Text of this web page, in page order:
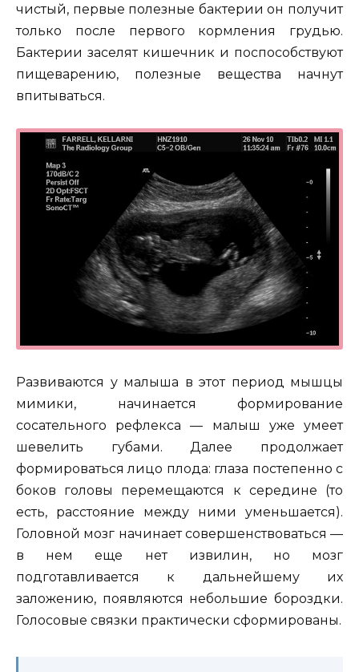
чистый, первые полезные бактерии он получит
только после первого кормления грудью.
Бактерии заселят кишечник и поспособствуют
пищеварению, полезные вещества начнут
впитываться.
Развиваются у малыша в этот период мышцы
мимики, начинается формирование
сосательного рефлекса — малыш уже умеет
шевелить губами. Далее продолжает
формироваться лицо плода: глаза постепенно с
боков головы перемещаются к середине (то
есть, расстояние между ними уменьшается).
Головной мозг начинает совершенствоваться —
в нем еще нет извилин, но мозг
подготавливается к дальнейшему их
заложению, появляются небольшие бороздки.
Голосовые связки практически сформированы.